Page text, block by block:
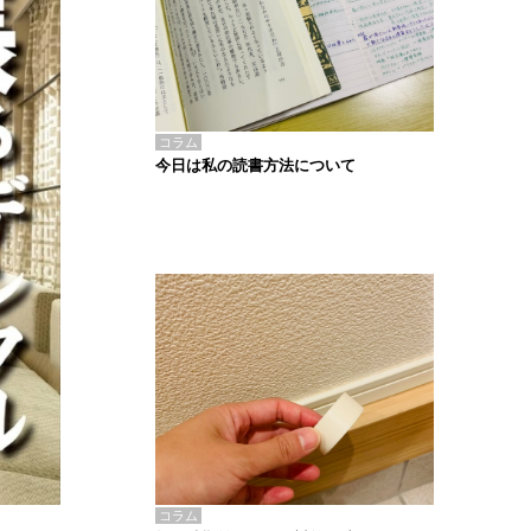
コラム
今日は私の読書方法について
コラム